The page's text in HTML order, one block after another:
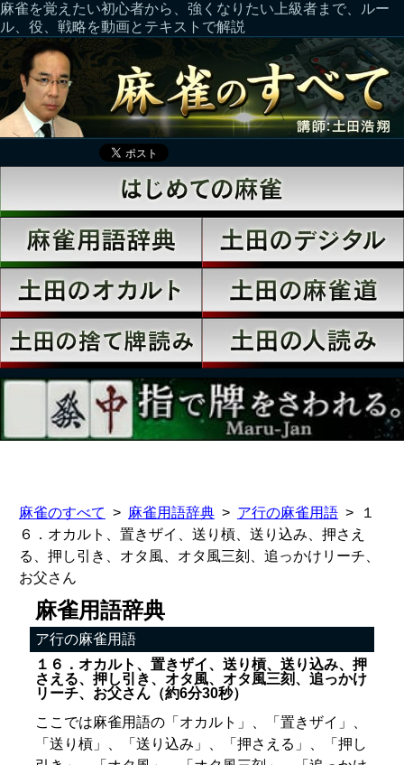
麻雀を覚えたい初心者から、強くなりたい上級者まで、ルー
ル、役、戦略を動画とテキストで解説
麻雀のすべて 麻雀用語辞典 ア行の麻雀用語
１
６．オカルト、置きザイ、送り槓、送り込み、押さえ
る、押し引き、オタ風、オタ風三刻、追っかけリーチ、
お父さん
麻雀用語辞典
ア行の麻雀用語
１６．オカルト、置きザイ、送り槓、送り込み、押
さえる、押し引き、オタ風、オタ風三刻、追っかけ
リーチ、お父さん（約6分30秒）
ここでは麻雀用語の「オカルト」、「置きザイ」、
「送り槓」、「送り込み」、「押さえる」、「押し